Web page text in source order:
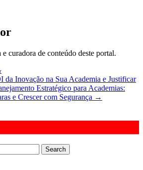
curadora de conteúdo deste portal.
da Inovação na Sua Academia e Justificar
Estratégico para Academias:
e Crescer com Segurança →